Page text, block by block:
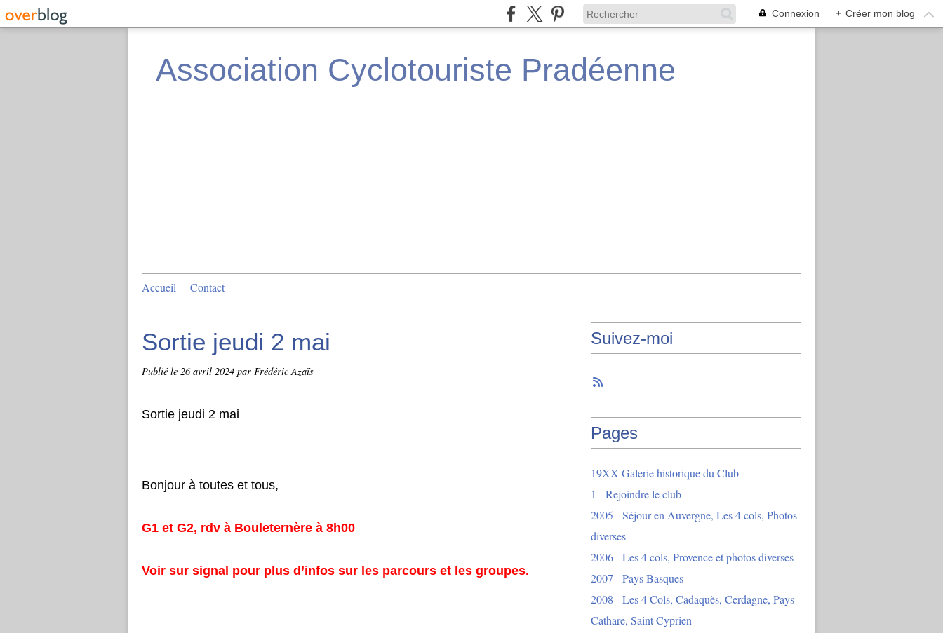
Connexion + Créer mon blog
Association Cyclotouriste Pradéenne
Accueil Contact
Sortie jeudi 2 mai
Publié le 26 avril 2024 par Frédéric Azaïs
Sortie jeudi 2 mai
Bonjour à toutes et tous,
G1 et G2, rdv à Bouleternère à 8h00
Voir sur signal pour plus d’infos sur les parcours et les groupes.
Suivez-moi
Pages
19XX Galerie historique du Club
1 - Rejoindre le club
2005 - Séjour en Auvergne, Les 4 cols, Photos
diverses
2006 - Les 4 cols, Provence et photos diverses
2007 - Pays Basques
2008 - Les 4 Cols, Cadaquès, Cerdagne, Pays
Cathare, Saint Cyprien